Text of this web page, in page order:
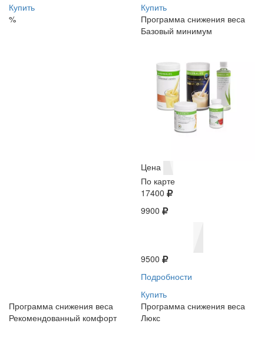
Купить
%
Купить
Программа снижения веса
Базовый минимум
Цена
По карте
17400
9900
9500
Подробности
Купить
Программа снижения веса
Рекомендованный комфорт
Программа снижения веса
Люкс